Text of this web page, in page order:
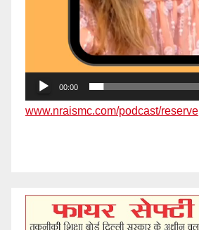
00:00
www.nraismc.com/podcast/reserve